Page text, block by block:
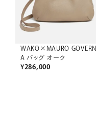
WAKO×MAURO GOVERN
A バッグ オーク
¥286,000